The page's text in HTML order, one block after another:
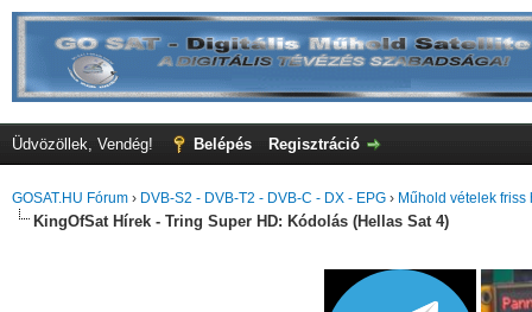
Üdvözöllek, Vendég! Belépés Regisztráció
GOSAT.HU Fórum › DVB-S2 - DVB-T2 - DVB-C - DX - EPG › Műhold vételek friss
KingOfSat Hírek - Tring Super HD: Kódolás (Hellas Sat 4)